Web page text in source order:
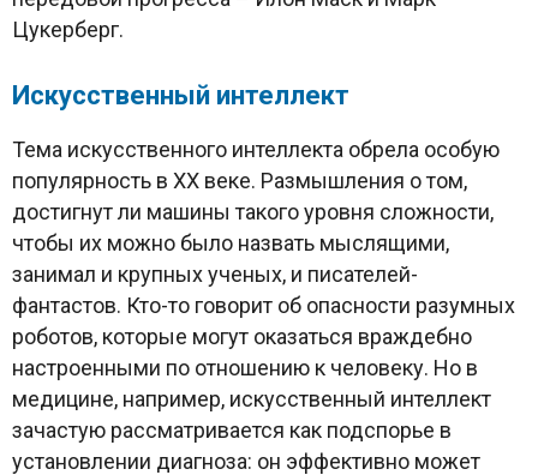
Цукерберг.
Искусственный интеллект
Тема искусственного интеллекта обрела особую
популярность в ХХ веке. Размышления о том,
достигнут ли машины такого уровня сложности,
чтобы их можно было назвать мыслящими,
занимал и крупных ученых, и писателей-
фантастов. Кто-то говорит об опасности разумных
роботов, которые могут оказаться враждебно
настроенными по отношению к человеку. Но в
медицине, например, искусственный интеллект
зачастую рассматривается как подспорье в
установлении диагноза: он эффективно может